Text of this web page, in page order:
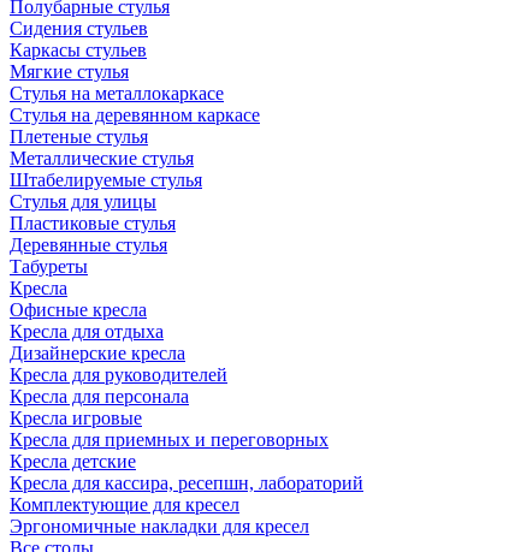
Полубарные стулья
Сидения стульев
Каркасы стульев
Мягкие стулья
Стулья на металлокаркасе
Стулья на деревянном каркасе
Плетеные стулья
Металлические стулья
Штабелируемые стулья
Стулья для улицы
Пластиковые стулья
Деревянные стулья
Табуреты
Кресла
Офисные кресла
Кресла для отдыха
Дизайнерские кресла
Кресла для руководителей
Кресла для персонала
Кресла игровые
Кресла для приемных и переговорных
Кресла детские
Кресла для кассира, ресепшн, лабораторий
Комплектующие для кресел
Эргономичные накладки для кресел
Все столы